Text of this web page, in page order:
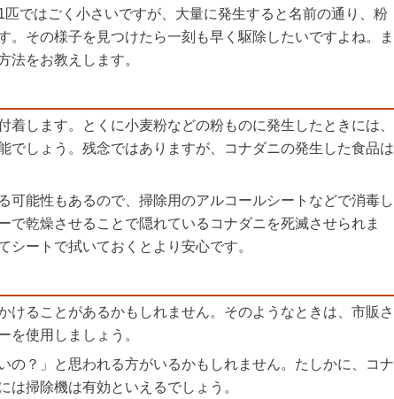
ではごく小さいですが、大量に発生すると名前の通り、粉
。その様子を見つけたら一刻も早く駆除したいですよね。ま
法をお教えします。
着します。とくに小麦粉などの粉ものに発生したときには、
でしょう。残念ではありますが、コナダニの発生した食品は
可能性もあるので、掃除用のアルコールシートなどで消毒し
で乾燥させることで隠れているコナダニを死滅させられま
ートで拭いておくとより安心です。
けることがあるかもしれません。そのようなときは、市販さ
を使用しましょう。
の？」と思われる方がいるかもしれません。たしかに、コナ
は掃除機は有効といえるでしょう。